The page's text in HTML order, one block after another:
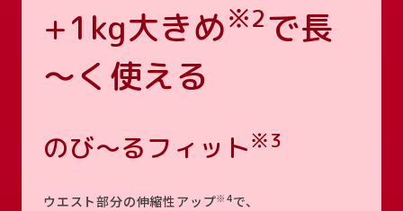
+1kg大きめ※2で長
～く使える
のび～るフィット※3
ウエスト部分の伸縮性アップ※4で、